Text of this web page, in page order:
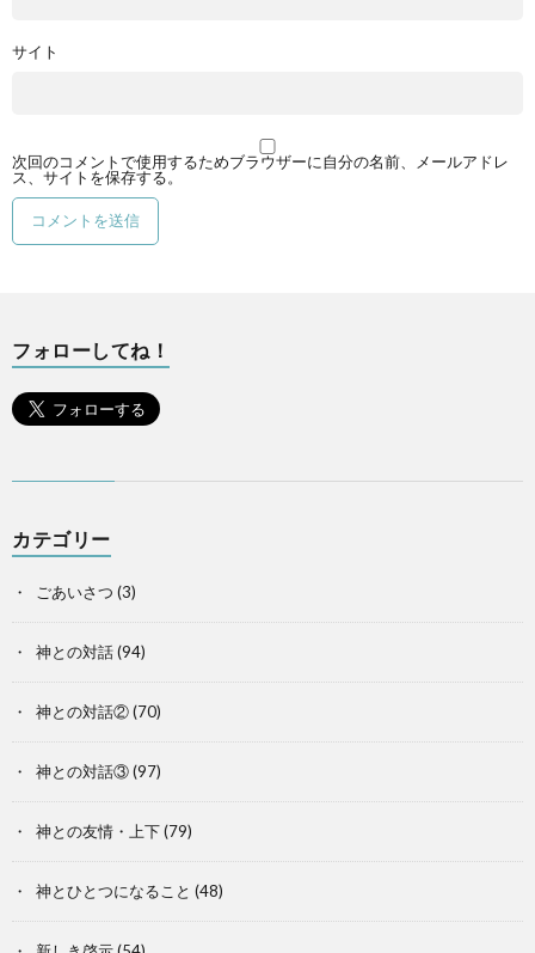
サイト
次回のコメントで使用するためブラウザーに自分の名前、メールアドレ
ス、サイトを保存する。
フォローしてね！
カテゴリー
ごあいさつ (3)
神との対話(94)
神との対話②(70)
神との対話③(97)
神との友情・上下(79)
神とひとつになること (48)